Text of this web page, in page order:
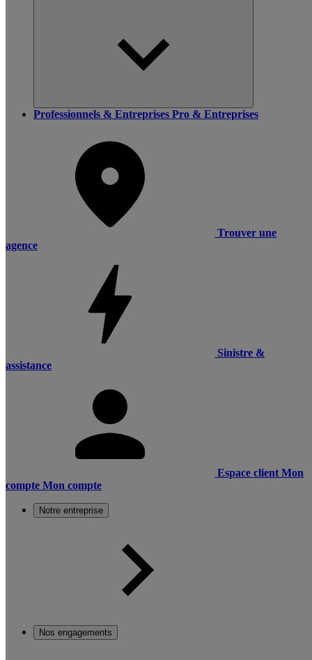
Professionnels & Entreprises Pro & Entreprises
Trouver une
agence
Sinistre &
assistance
Espace client Mon
compte Mon compte
Notre entreprise
Nos engagements